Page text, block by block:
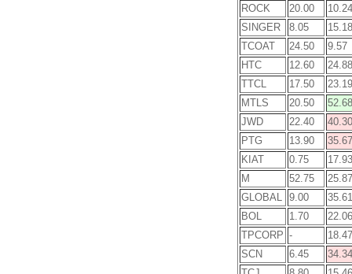
ROCK 20.00
10.24
SINGER
8.05
15.18
TCOAT
24.50
9.57
HTC
12.60
24.88
TTCL
17.50
23.19
MTLS
20.50
52.68
JWD
22.40
40.30
PTG
13.90
35.67
KIAT
0.75
17.93
M
52.75
25.87
GLOBAL
9.00
35.61
BOL
1.70
22.06
TPCORP -
18.47
SCN
6.45
34.34